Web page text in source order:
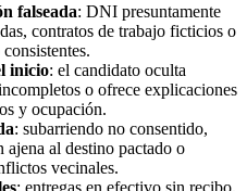
falseada: DNI presuntamente
contratos de trabajo ficticios o
inicio: el candidato oculta
o ofrece explicaciones
y ocupación.
: subarriendo no consentido,
ajena al destino pactado o
vecinales.
: entregas en efectivo sin recibo,